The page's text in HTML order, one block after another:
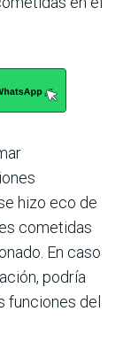
hizo eco de
cometidas
En caso
podría
funciones del